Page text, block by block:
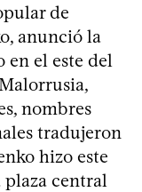
de
anunció la
el este del
nombres
tradujeron
hizo este
central